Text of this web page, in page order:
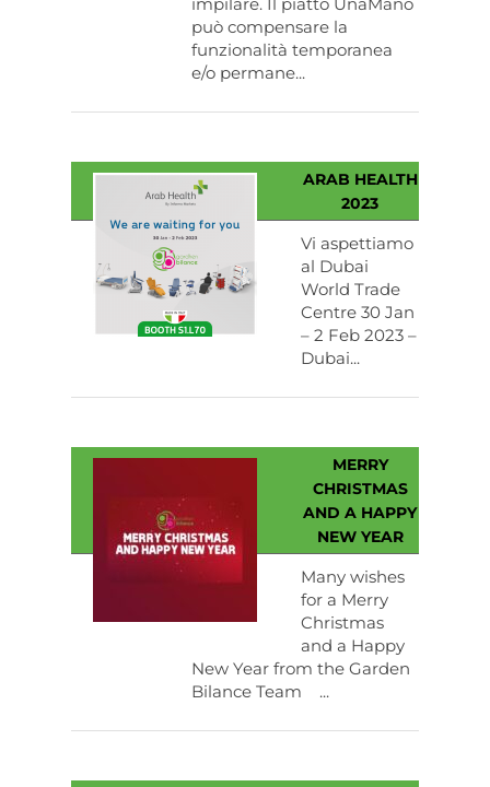
può compensare la
funzionalità temporanea
e/o permane...
ARAB HEALTH
2023
Vi aspettiamo
al Dubai
World Trade
Centre 30 Jan
– 2 Feb 2023 –
Dubai...
MERRY
CHRISTMAS
AND A HAPPY
NEW YEAR
Many wishes
for a Merry
Christmas
and a Happy
New Year from the Garden
Bilance Team ...